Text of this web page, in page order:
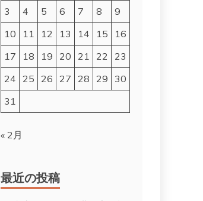
3
4 5 6 7 8
9
10
11 12 13 14 15
16
17
18 19 20 21 22
23
24
25 26 27 28 29
30
31
« 2月
最近の投稿